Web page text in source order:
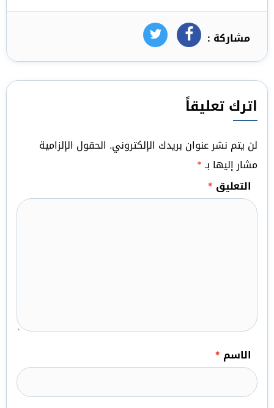
مشاركة : فيسبوكتويتر
اترك تعليقاً
لن يتم نشر عنوان بريدك الإلكتروني. الحقول الإلزامية
مشار إليها بـ*
التعليق *
الاسم *